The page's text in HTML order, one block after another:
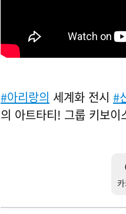
#아리랑의 세계화 전시 #
의 아트타티! 그룹 키보